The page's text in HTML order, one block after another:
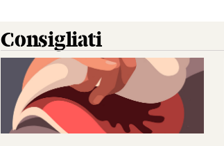
Consigliati